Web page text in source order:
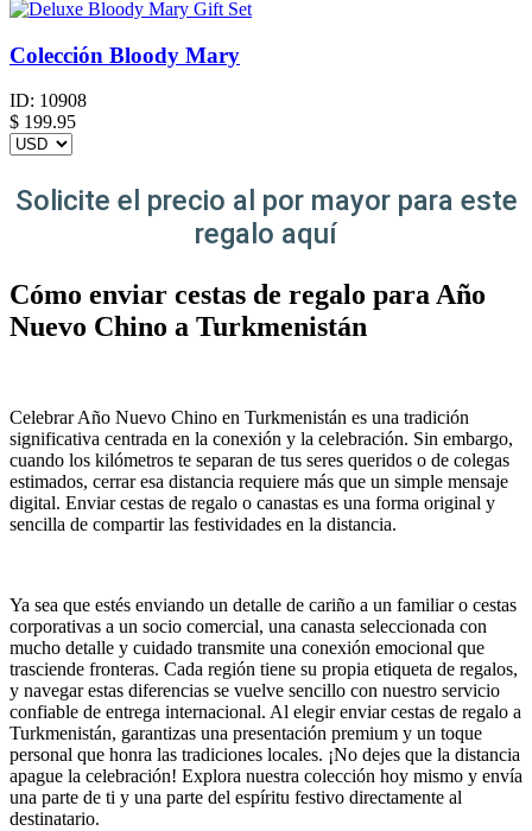
Colección Bloody Mary
ID: 10908
$ 199.95
Solicite el precio al por mayor para este
regalo aquí
Cómo enviar cestas de regalo para Año
Nuevo Chino a Turkmenistán
Celebrar Año Nuevo Chino en Turkmenistán es una tradición
significativa centrada en la conexión y la celebración. Sin embargo,
cuando los kilómetros te separan de tus seres queridos o de colegas
estimados, cerrar esa distancia requiere más que un simple mensaje
digital. Enviar cestas de regalo o canastas es una forma original y
sencilla de compartir las festividades en la distancia.
Ya sea que estés enviando un detalle de cariño a un familiar o cestas
corporativas a un socio comercial, una canasta seleccionada con
mucho detalle y cuidado transmite una conexión emocional que
trasciende fronteras. Cada región tiene su propia etiqueta de regalos,
y navegar estas diferencias se vuelve sencillo con nuestro servicio
confiable de entrega internacional. Al elegir enviar cestas de regalo a
Turkmenistán, garantizas una presentación premium y un toque
personal que honra las tradiciones locales. ¡No dejes que la distancia
apague la celebración! Explora nuestra colección hoy mismo y envía
una parte de ti y una parte del espíritu festivo directamente al
destinatario.